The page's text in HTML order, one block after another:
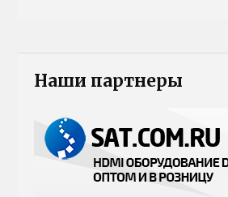
Наши партнеры